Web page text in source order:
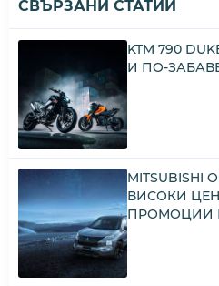
СВЪРЗАНИ СТАТИИ
KTM 790
И ПО-
MITSUBISHI
ВИСОКИ
ПРОМОЦИИ